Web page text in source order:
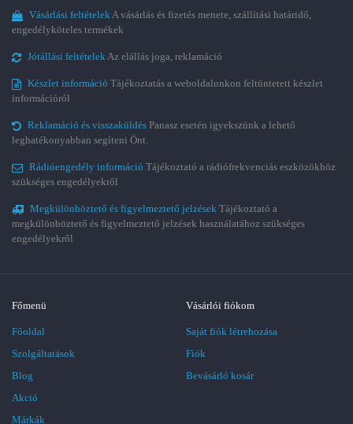
Vásárlási feltételekA vásárlás és fizetés menete, szállítási határidő,
engedélyköteles termékek
Jótállási feltételekAz elállás joga, reklamáció
Készlet információ Tájékoztatás a weboldalunkon feltüntetett készlet
információról
Reklamáció és visszaküldés Panasz esetén igyekszünk a lehető
leghatékonyabban segíteni Önt.
Rádióengedély információ Tájékoztató a rádiófrekvenciás eszközökhöz
szükséges engedélyekről
Megkülönböztető és figyelmeztető jelzések Tájékoztató a
megkülönböztető és figyelmeztető jelzések használatához szükséges
engedélyekről
Főmenü
Főoldal
Szolgáltatások
Blog
Akció
Márkák
Vásárlói fiókom
Saját fiók létrehozása
Fiók
Bevásárló kosár